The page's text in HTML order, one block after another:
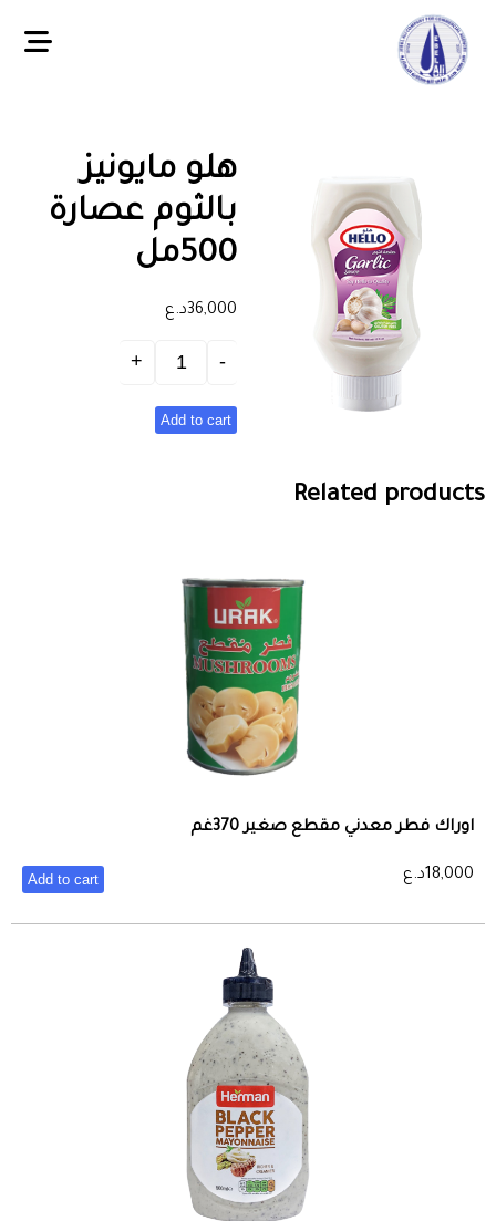
هلو مايونيز
بالثوم عصارة
500مل
36,000د.ع
Add to cart
Related products
اوراك فطر معدني مقطع صغير 370غم
18,000د.ع Add to cart